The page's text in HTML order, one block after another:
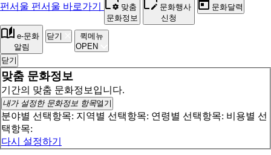
펀서울 펀서울 바로가기
맞춤
문화정보
문화행사
신청
문화달력
e-문화
알림
닫기
퀵메뉴
OPEN
닫기
맞춤 문화정보
기간의 맞춤 문화정보입니다.
내가 설정한 문화정보 항목열기
분야별 선택항목: 지역별 선택항목: 연령별 선택항목: 비용별 선
택항목:
다시 설정하기